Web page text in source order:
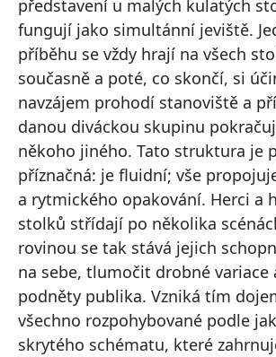
představení u malých kulatých
fungují jako simultánní jeviště.
příběhu se vždy hrají na všech
současně a poté, co skončí, si
navzájem prohodí stanoviště a
danou diváckou skupinu
někoho jiného. Tato struktura je
příznačná: je fluidní; vše
a rytmického opakování. Herci a
stolků střídají po několika
rovinou se tak stává jejich
na sebe, tlumočit drobné variace
podněty publika. Vzniká tím
všechno rozpohybované podle
skrytého schématu, které